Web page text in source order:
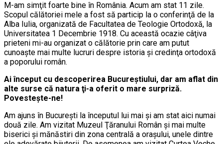
M-am simţit foarte bine în România. Acum am stat 11 zile.
Scopul călătoriei mele a fost să particip la o conferinţă de la
Alba Iulia, organizată de Facultatea de Teologie Ortodoxă, la
Universitatea 1 Decembrie 1918. Cu această ocazie câţiva
prieteni mi-au organizat o călătorie prin care am putut
cunoaşte mai multe lucruri despre istoria şi credinţa ortodoxă
a poporului român.
Ai început cu descoperirea Bucureştiului, dar am aflat din
alte surse că natura ţi-a oferit o mare surpriză.
Povesteşte-ne!
Am ajuns în Bucureşti la începutul lui mai şi am stat aici numai
două zile. Am vizitat Muzeul Ţăranului Român şi mai multe
biserici şi mănăstiri din zona centrală a oraşului, unele dintre